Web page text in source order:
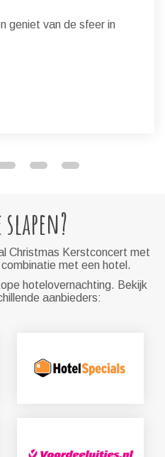
geniet van de sfeer in
Christmas Kerstconcert met
met een hotel.
hotelovernachting. Bekijk
aanbieders: